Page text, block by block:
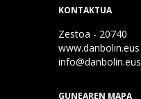
KONTAKTUA
Zestoa - 20740
www.danbolin.eus
info@danbolin.eus
GUNEAREN MAPA